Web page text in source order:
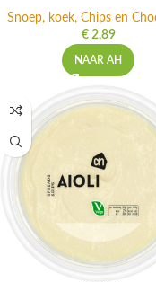
Snoep, koek, Chips en
€2,89
NAAR AH